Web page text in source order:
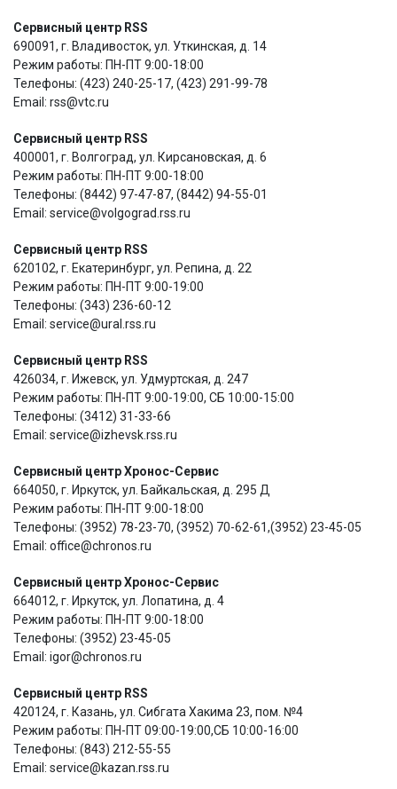
Сервисный центр RSS
690091, г. Владивосток, ул. Уткинская, д. 14
Режим работы: ПН-ПТ 9:00-18:00
Телефоны: (423) 240-25-17, (423) 291-99-78
Email: rss@vtc.ru
Сервисный центр RSS
400001, г. Волгоград, ул. Кирсановская, д. 6
Режим работы: ПН-ПТ 9:00-18:00
Телефоны: (8442) 97-47-87, (8442) 94-55-01
Email: service@volgоgrad.rss.ru
Сервисный центр RSS
620102, г. Екатеринбург, ул. Репина, д. 22
Режим работы: ПН-ПТ 9:00-19:00
Телефоны: (343) 236-60-12
Email: service@ural.rss.ru
Сервисный центр RSS
426034, г. Ижевск, ул. Удмуртская, д. 247
Режим работы: ПН-ПТ 9:00-19:00, СБ 10:00-15:00
Телефоны: (3412) 31-33-66
Email: service@izhevsk.rss.ru
Сервисный центр Хронос-Сервис
664050, г. Иркутск, ул. Байкальская, д. 295 Д
Режим работы: ПН-ПТ 9:00-18:00
Телефоны: (3952) 78-23-70, (3952) 70-62-61,(3952) 23-45-05
Email: office@chronos.ru
Сервисный центр Хронос-Сервис
664012, г. Иркутск, ул. Лопатина, д. 4
Режим работы: ПН-ПТ 9:00-18:00
Телефоны: (3952) 23-45-05
Email: igor@chronos.ru
Сервисный центр RSS
420124, г. Казань, ул. Сибгата Хакима 23, пом. №4
Режим работы: ПН-ПТ 09:00-19:00,СБ 10:00-16:00
Телефоны: (843) 212-55-55
Email: service@kazan.rss.ru